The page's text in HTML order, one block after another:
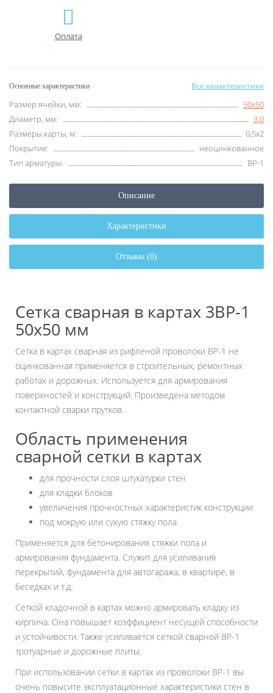
Оплата
Основные характеристики Все характеристики
Размер ячейки, мм:
50х50
Диаметр, мм:
3,0
Размеры карты, м:
0,5х2
Покрытие:
неоцинкованное
Тип арматуры:
ВР-1
Описание
Характеристики
Отзывы (0)
Сетка сварная в картах 3ВР-1
50х50 мм
Сетка в картах сварная из рифленой проволоки ВР-1 не
оцинкованная применяется в строительных, ремонтных
работах и дорожных. Используется для армирования
поверхностей и конструкций. Произведена методом
контактной сварки прутков.
Область применения
сварной сетки в картах
для прочности слоя штукатурки стен
для кладки блоков
увеличения прочностных характеристик конструкции
под мокрую или сухую стяжку пола
Применяется для бетонирования стяжки пола и
армирования фундамента. Служит для усиливания
перекрытий, фундамента для автогаража, в квартире, в
беседках и т.д.
Сеткой кладочной в картах можно армировать кладку из
кирпича. Она повышает коэффициент несущей способности
и устойчивости. Также усиливается сеткой сварной ВР-1
тротуарные и дорожные плиты.
При использовании сетки в картах из проволоки ВР-1 вы
очень повысите эксплуатационные характеристики стен в